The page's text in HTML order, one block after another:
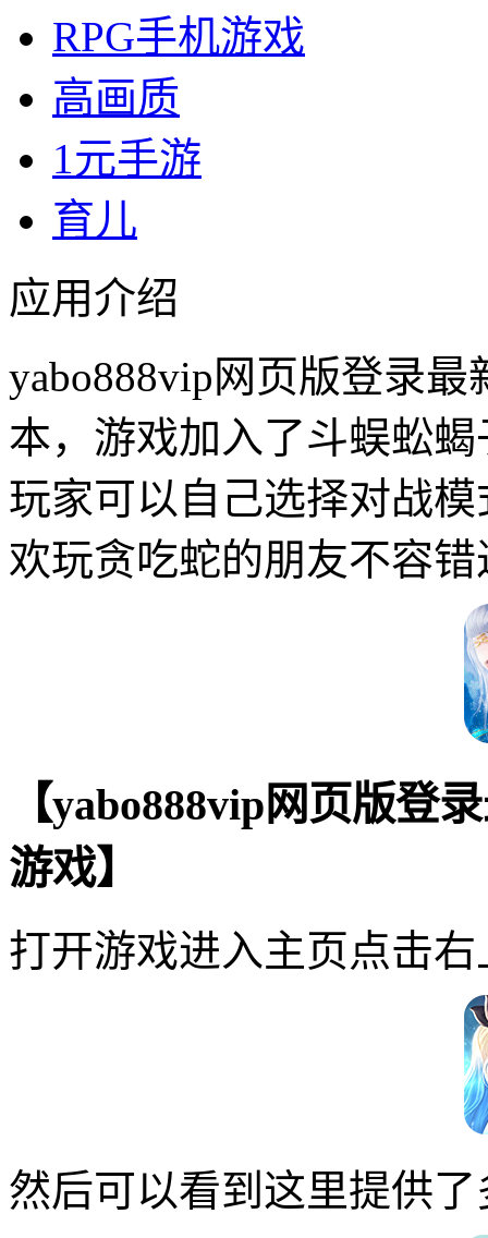
RPG手机游戏
高画质
1元手游
育儿
应用介绍
yabo888vip网页版登录
本，游戏加入了斗蜈蚣
玩家可以自己选择对战
欢玩贪吃蛇的朋友不容
【yabo888vip网页版登
游戏】
打开游戏进入主页点击
然后可以看到这里提供